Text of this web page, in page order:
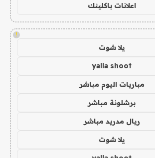
اعلانات باكلينك
!
يلا شوت
yalla shoot
مباريات اليوم مباشر
برشلونة مباشر
ريال مدريد مباشر
يلا شوت